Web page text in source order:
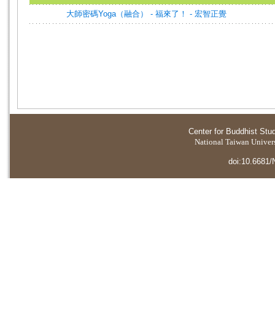
大師密碼Yoga（融合） - 福來了！ - 宏智正覺
Center for Buddhist
National Taiwan
doi:10.6681/